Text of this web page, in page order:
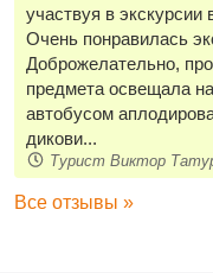
участвуя в экскурсии
Очень понравилась
Доброжелательно,
предмета освещала
автобусом
дикови...
Турист Виктор
Все отзывы »